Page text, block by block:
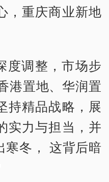
，重庆商业新地
度调整，市场步
港置地、华润置
持精品战略，展
实力与担当，并
寒冬， 这背后暗